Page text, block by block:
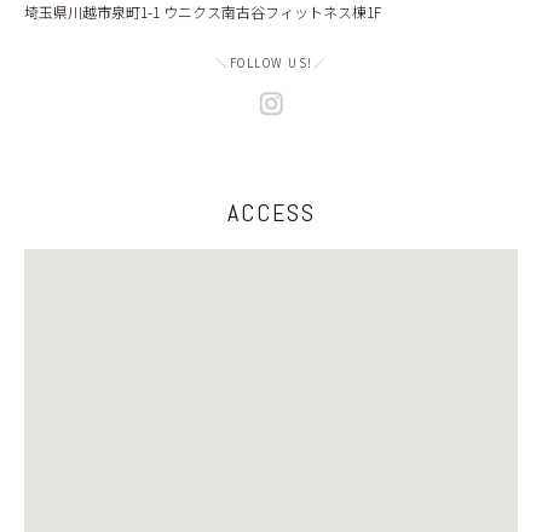
埼玉県川越市泉町1-1 ウニクス南古谷フィットネス棟1F
＼ FOLLOW US! ／
ACCESS